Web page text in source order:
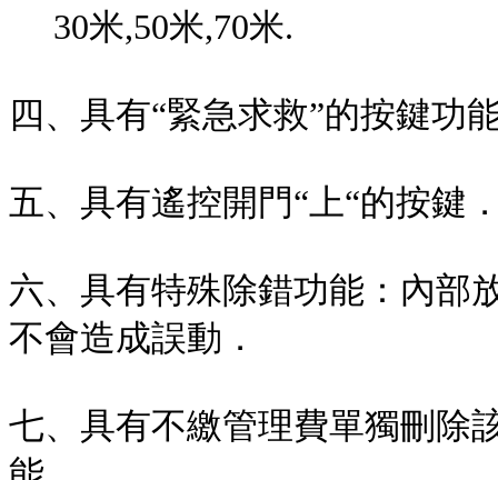
30米,50米,70米.
四 、 具有“緊急求救”的按鍵功
五、 具有遙控開門“ 上“的按鍵
六、 具有特殊除錯功能：內部
不會造成誤動．
七、 具有不繳管理費單獨刪除